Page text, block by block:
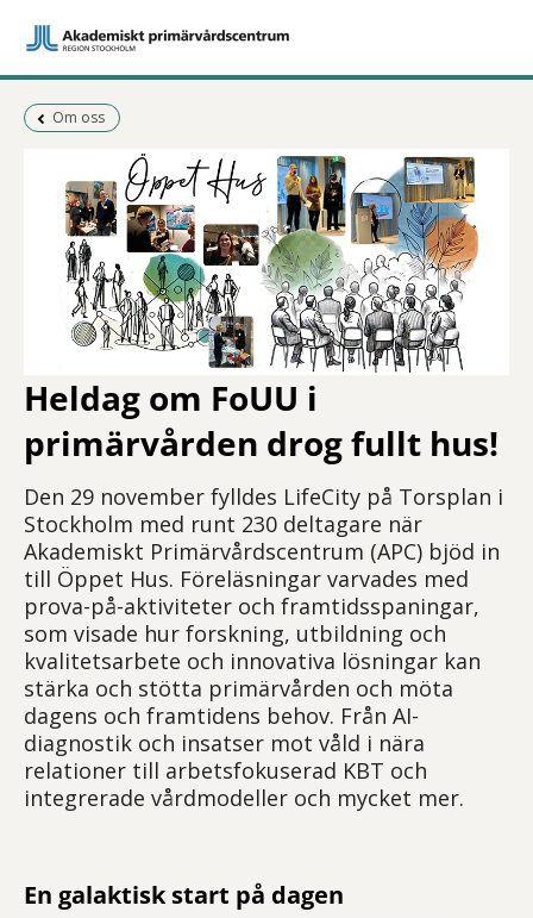
Föregående sida:
Om oss
Heldag om FoUU i
primärvården drog fullt hus!
Den 29 november fylldes LifeCity på Torsplan i
Stockholm med runt 230 deltagare när
Akademiskt Primärvårdscentrum (APC) bjöd in
till Öppet Hus. Föreläsningar varvades med
prova-på-aktiviteter och framtidsspaningar,
som visade hur forskning, utbildning och
kvalitetsarbete och innovativa lösningar kan
stärka och stötta primärvården och möta
dagens och framtidens behov. Från AI-
diagnostik och insatser mot våld i nära
relationer till arbetsfokuserad KBT och
integrerade vårdmodeller och mycket mer.
En galaktisk start på dagen